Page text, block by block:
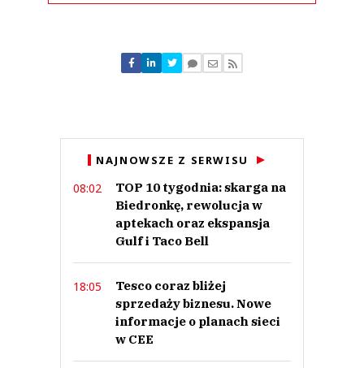
Nie znaleziono komentarzy
Zostaw swoje komentarze
NAJNOWSZE Z SERWISU
08:02
TOP 10 tygodnia: skarga na
Biedronkę, rewolucja w
aptekach oraz ekspansja
Gulf i Taco Bell
18:05
Tesco coraz bliżej
sprzedaży biznesu. Nowe
informacje o planach sieci
w CEE